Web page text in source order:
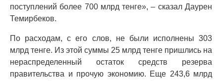
поступлений более 700 млрд тенге», – сказал Даурен
Темирбеков.
По расходам, с его слов, не были исполнены 303
млрд тенге. Из этой суммы 25 млрд тенге пришлись на
нераспределенный остаток средств резерва
правительства и прочую экономию. Еще 243,6 млрд